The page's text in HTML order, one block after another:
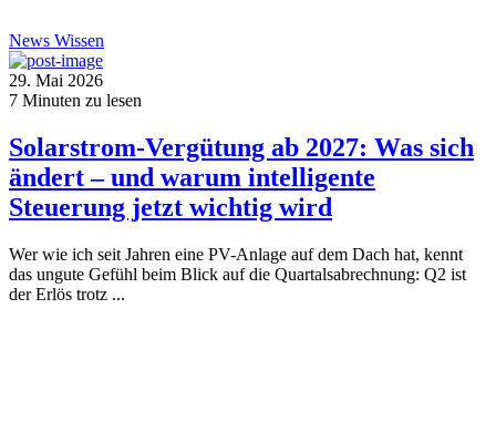
News Wissen
29. Mai 2026
7 Minuten zu lesen
Solarstrom-Vergütung ab 2027: Was sich
ändert – und warum intelligente
Steuerung jetzt wichtig wird
Wer wie ich seit Jahren eine PV-Anlage auf dem Dach hat, kennt
das ungute Gefühl beim Blick auf die Quartalsabrechnung: Q2 ist
der Erlös trotz ...